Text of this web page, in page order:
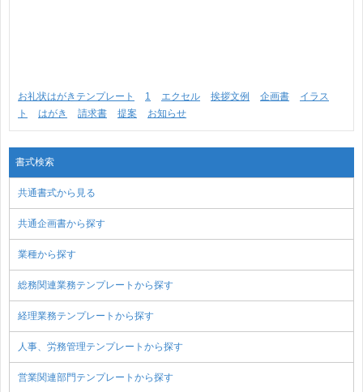
お礼状はがきテンプレート 1 エクセル 挨拶文例 企画書
イラス
ト
はがき 請求書 提案 お知らせ
書式検索
共通書式から見る
共通企画書から探す
業種から探す
総務関連業務テンプレートから探す
経理業務テンプレートから探す
人事、労務管理テンプレートから探す
営業関連部門テンプレートから探す